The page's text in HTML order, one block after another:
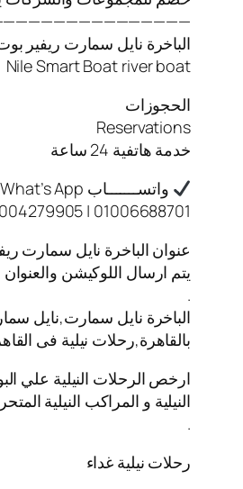
الباخرة نايل سمارت ريفير بوت 5
Nile Smart Boat river boat
الحجوزات
Reservations
خدمة هاتفية 24 ساعة
واتســـــــاب What’s App : –
01006688701 | 01004279905| 01149959199
عنوان الباخرة نايل سمارت
يتم ارسال اللوكيشن
.
الباخرة نايل سمارت,نايل
بالقاهرة,رحلات نيلية فى
ارخص الرحلات النيلية علي
النيلية و المراكب النيلية
.
رحلات نيلية غداء